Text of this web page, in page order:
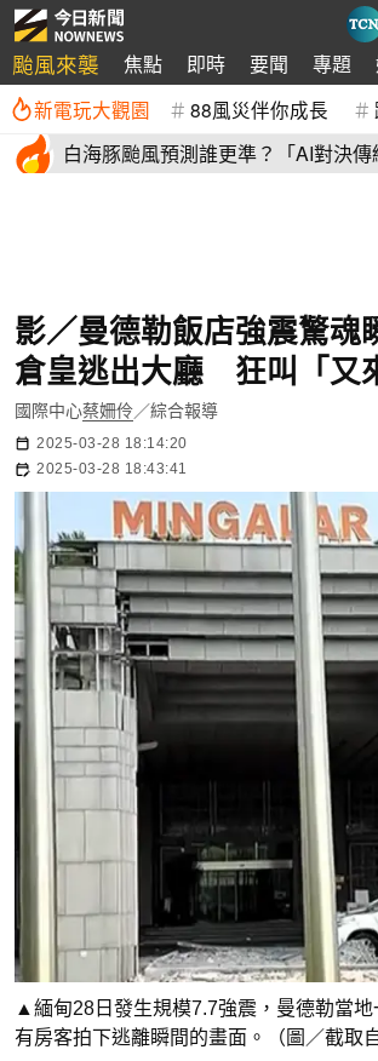
颱風來襲 焦點 即時 要聞 專題
新電玩大觀園 88風災伴你成長
白海豚颱風預測誰更準？「AI對決
影／曼德勒飯店強震驚魂
倉皇逃出大廳 狂叫「又
國際中心蔡姍伶／綜合報導
2025-03-28 18:14:20
2025-03-28 18:43:41
▲緬甸28日發生規模7.7強震，曼德勒當地
有房客拍下逃離瞬間的畫面。（圖／截取